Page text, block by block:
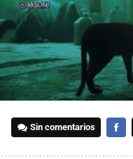
Sin comentarios